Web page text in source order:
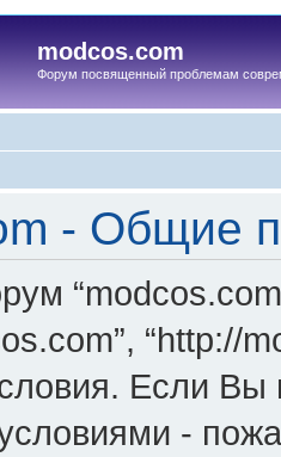
modcos.com
Форум посвященный проблемам
- Общие
“http://
Если Вы
-